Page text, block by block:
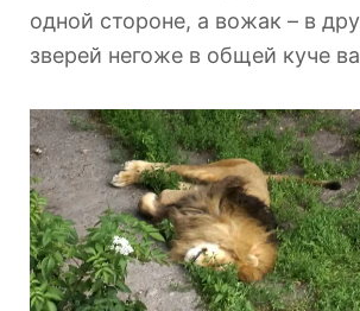
одной стороне, а вожак – в
зверей негоже в общей куче